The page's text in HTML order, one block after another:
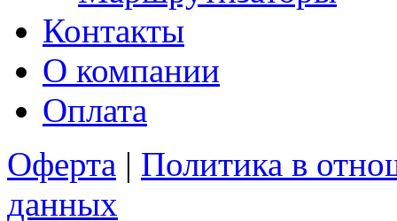
Контакты
О компании
Оплата
Оферта | Политика в
данных